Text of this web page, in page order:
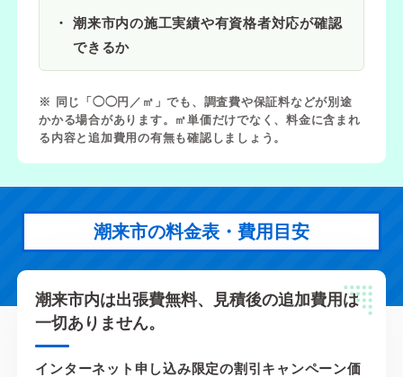
潮来市内の施工実績や有資格者対応が確認
できるか
※ 同じ「◯◯円／㎡」でも、調査費や保証料などが別途
かかる場合があります。㎡単価だけでなく、料金に含まれ
る内容と追加費用の有無も確認しましょう。
潮来市の料金表・費用目安
潮来市内は出張費無料、見積後の追加費用は
一切ありません。
インターネット申し込み限定の割引キャンペーン価